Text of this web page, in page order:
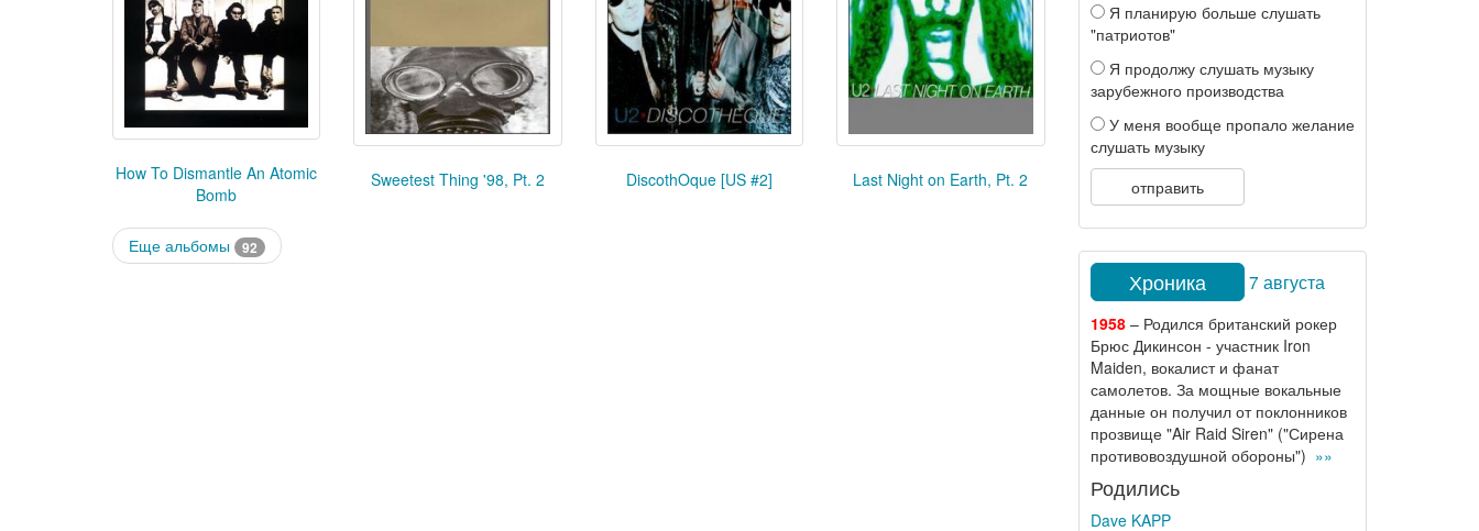
How To Dismantle An Atomic
Bomb
Sweetest Thing '98, Pt. 2 DiscothOque [US #2] Last Night on Earth, Pt. 2
Еще альбомы 92
Я планирую больше слушать
"патриотов"
Я продолжу слушать музыку
зарубежного производства
У меня вообще пропало желание
слушать музыку
отправить
Хроника 7 августа
1958– Родился британский рокер
Брюс Дикинсон - участник Iron
Maiden, вокалист и фанат
самолетов. За мощные вокальные
данные он получил от поклонников
прозвище "Air Raid Siren" ("Сирена
противовоздушной обороны") »»
Родились
Dave KAPP